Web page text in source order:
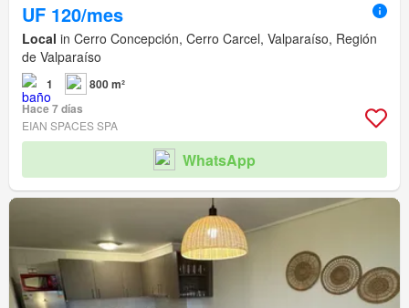
UF 120/mes
Local in Cerro Concepción, Cerro Carcel, Valparaíso, Región
de Valparaíso
1
800 m²
Hace 7 días
EIAN SPACES SPA
WhatsApp